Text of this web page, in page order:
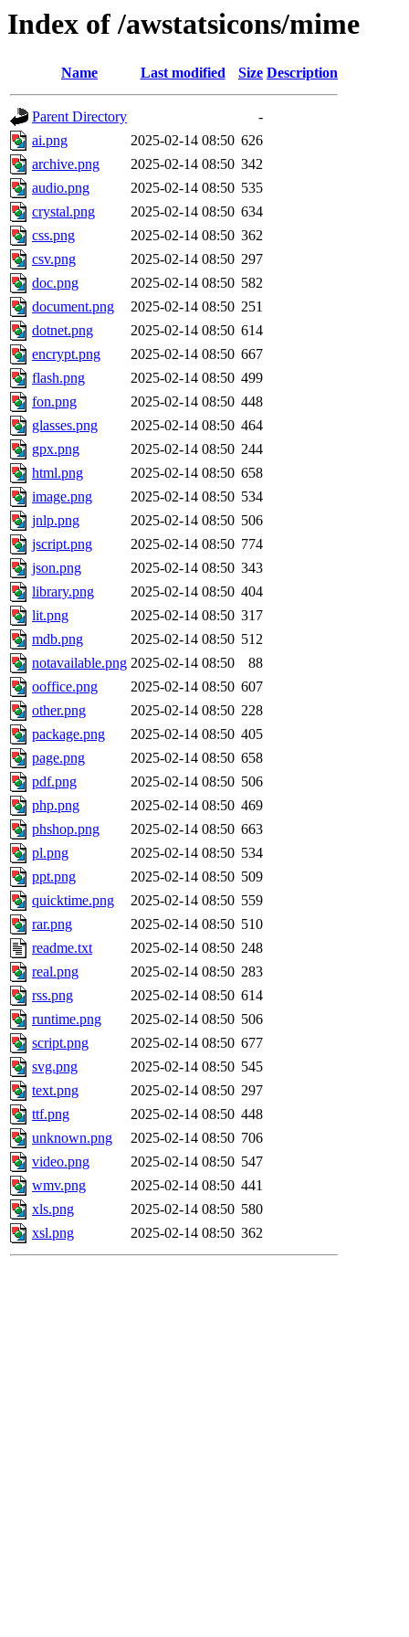
Index of /awstatsicons/mime
Name Last modified Size Description
Parent Directory
-
ai.png
2025-02-14 08:50 626
archive.png
2025-02-14 08:50 342
audio.png
2025-02-14 08:50 535
crystal.png
2025-02-14 08:50 634
css.png
2025-02-14 08:50 362
csv.png
2025-02-14 08:50 297
doc.png
2025-02-14 08:50 582
document.png
2025-02-14 08:50 251
dotnet.png
2025-02-14 08:50 614
encrypt.png
2025-02-14 08:50 667
flash.png
2025-02-14 08:50 499
fon.png
2025-02-14 08:50 448
glasses.png
2025-02-14 08:50 464
gpx.png
2025-02-14 08:50 244
html.png
2025-02-14 08:50 658
image.png
2025-02-14 08:50 534
jnlp.png
2025-02-14 08:50 506
jscript.png
2025-02-14 08:50 774
json.png
2025-02-14 08:50 343
library.png
2025-02-14 08:50 404
lit.png
2025-02-14 08:50 317
mdb.png
2025-02-14 08:50 512
notavailable.png 2025-02-14 08:50
88
ooffice.png
2025-02-14 08:50 607
other.png
2025-02-14 08:50 228
package.png
2025-02-14 08:50 405
page.png
2025-02-14 08:50 658
pdf.png
2025-02-14 08:50 506
php.png
2025-02-14 08:50 469
phshop.png
2025-02-14 08:50 663
pl.png
2025-02-14 08:50 534
ppt.png
2025-02-14 08:50 509
quicktime.png
2025-02-14 08:50 559
rar.png
2025-02-14 08:50 510
readme.txt
2025-02-14 08:50 248
real.png
2025-02-14 08:50 283
rss.png
2025-02-14 08:50 614
runtime.png
2025-02-14 08:50 506
script.png
2025-02-14 08:50 677
svg.png
2025-02-14 08:50 545
text.png
2025-02-14 08:50 297
ttf.png
2025-02-14 08:50 448
unknown.png
2025-02-14 08:50 706
video.png
2025-02-14 08:50 547
wmv.png
2025-02-14 08:50 441
xls.png
2025-02-14 08:50 580
xsl.png
2025-02-14 08:50 362